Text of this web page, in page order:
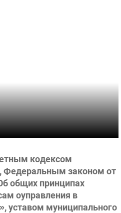
кодексом
Федеральным законом от
общих принципах
оуправления в
уставом муниципального